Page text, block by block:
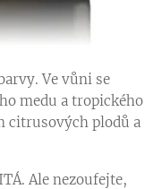
Ve vůni se
medu a tropického
citrusových plodů a
Ale nezoufejte,